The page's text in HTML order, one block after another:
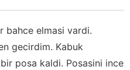
bahce elmasi vardi.
gecirdim. Kabuk
posa kaldi. Posasini ince